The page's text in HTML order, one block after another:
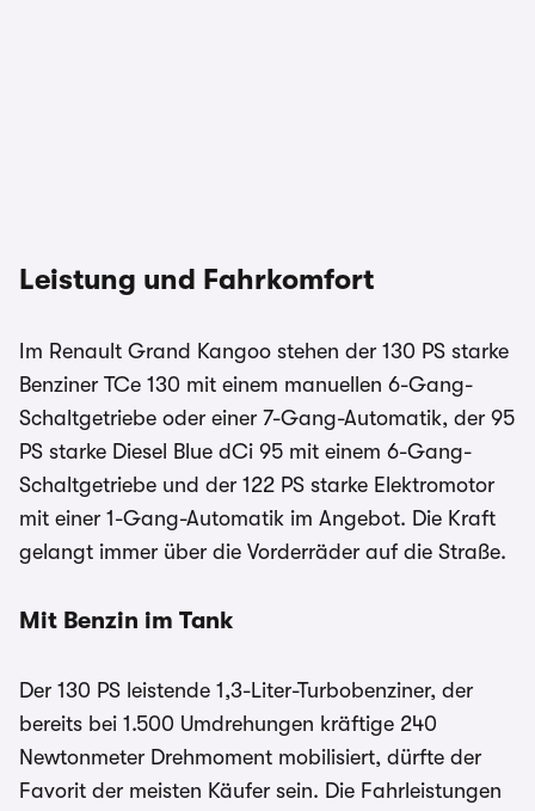
Leistung und Fahrkomfort
Im Renault Grand Kangoo stehen der 130 PS starke
Benziner TCe 130 mit einem manuellen 6-Gang-
Schaltgetriebe oder einer 7-Gang-Automatik, der 95
PS starke Diesel Blue dCi 95 mit einem 6-Gang-
Schaltgetriebe und der 122 PS starke Elektromotor
mit einer 1-Gang-Automatik im Angebot. Die Kraft
gelangt immer über die Vorderräder auf die Straße.
Mit Benzin im Tank
Der 130 PS leistende 1,3-Liter-Turbobenziner, der
bereits bei 1.500 Umdrehungen kräftige 240
Newtonmeter Drehmoment mobilisiert, dürfte der
Favorit der meisten Käufer sein. Die Fahrleistungen